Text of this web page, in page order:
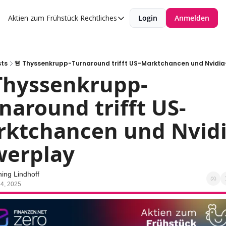
Aktien zum Frühstück Rechtliches
Rechtliches
Impressum
Login Anmelden
🚨 Thyssenkrupp-Turnaround trifft US-Marktchancen und
trifft US-
und
Lindhoff
2025